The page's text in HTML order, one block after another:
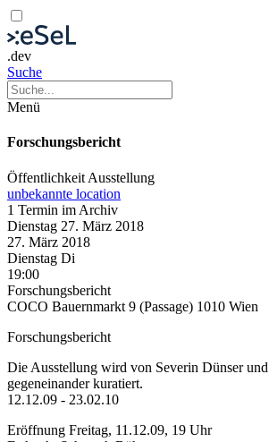
.dev
Suche
Menü
Forschungsbericht
Öffentlichkeit Ausstellung
unbekannte location
1 Termin im Archiv
Dienstag 27. März 2018
27. März 2018
Dienstag Di
19:00
Forschungsbericht
COCO Bauernmarkt 9 (Passage) 1010 Wien
Forschungsbericht
Die Ausstellung wird von Severin Dünser
gegeneinander kuratiert.
12.12.09 - 23.02.10
Eröffnung Freitag, 11.12.09, 19 Uhr